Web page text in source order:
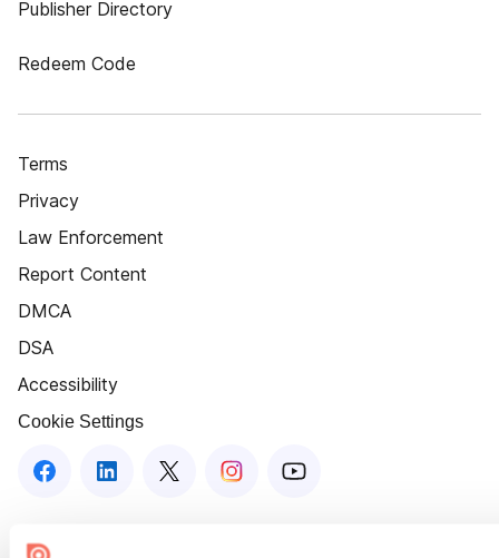
Publisher Directory
Redeem Code
Terms
Privacy
Law Enforcement
Report Content
DMCA
DSA
Accessibility
Cookie Settings